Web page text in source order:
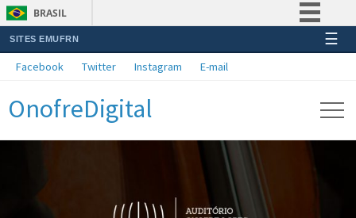
BRASIL
Simplifique!
Acesso à informação
Legislação
Canais
SITES EMUFRN ☰
Facebook Twitter Instagram E-mail
OnofreDigital